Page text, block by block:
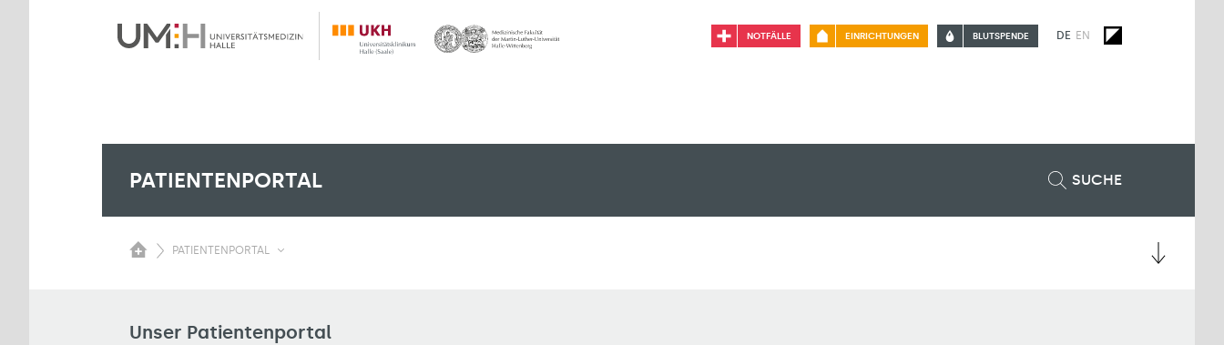
NOTFÄLLE EINRICHTUNGEN BLUTSPENDE DE EN
PATIENTENPORTAL SUCHE
PATIENTENPORTAL
Unser Patientenportal